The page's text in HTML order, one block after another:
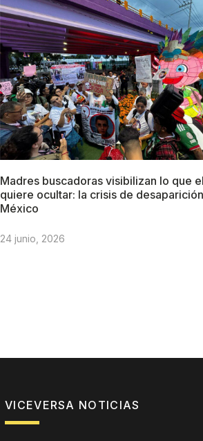
Madres buscadoras visibilizan lo que
quiere ocultar: la crisis de
México
24 junio, 2026
VICEVERSA NOTICIAS